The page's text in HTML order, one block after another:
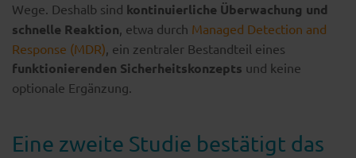
Wege. Deshalb sind kontinuierliche Überwachung und
schnelle Reaktion, etwa durch Managed Detection and
Response (MDR), ein zentraler Bestandteil eines
funktionierenden Sicherheitskonzepts und keine
optionale Ergänzung.
Eine zweite Studie bestätigt das